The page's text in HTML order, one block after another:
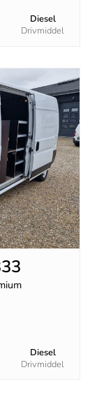
Diesel
Drivmiddel
Diesel
Drivmiddel